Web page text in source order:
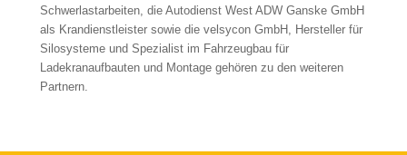
Schwerlastarbeiten, die Autodienst West ADW Ganske GmbH
als Krandienstleister sowie die velsycon GmbH, Hersteller für
Silosysteme und Spezialist im Fahrzeugbau für
Ladekranaufbauten und Montage gehören zu den weiteren
Partnern.